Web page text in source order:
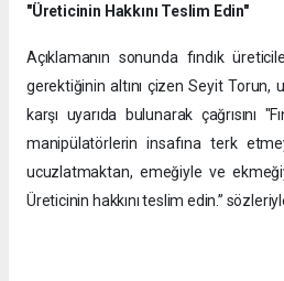
"Üreticinin Hakkını Teslim Edin"
Açıklamanın sonunda fındık
gerektiğinin altını çizen Seyit Torun,
karşı uyarıda bulunarak çağrısını
manipülatörlerin insafına terk
ucuzlatmaktan, emeğiyle ve
Üreticinin hakkını teslim edin.”